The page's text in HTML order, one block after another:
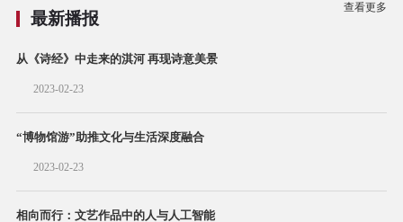
最新播报
查看更多
从《诗经》中走来的淇河 再现诗意美景
2023-02-23
“博物馆游”助推文化与生活深度融合
2023-02-23
相向而行：文艺作品中的人与人工智能